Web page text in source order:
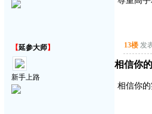
【延参大师】
新手上路
13楼 发
相信你
相信你